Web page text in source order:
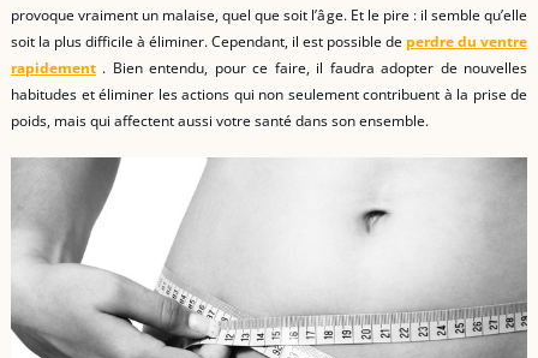
provoque vraiment un malaise, quel que soit l’âge. Et le pire : il semble qu’elle
soit la plus difficile à éliminer. Cependant, il est possible de perdre du ventre
rapidement . Bien entendu, pour ce faire, il faudra adopter de nouvelles
habitudes et éliminer les actions qui non seulement contribuent à la prise de
poids, mais qui affectent aussi votre santé dans son ensemble.